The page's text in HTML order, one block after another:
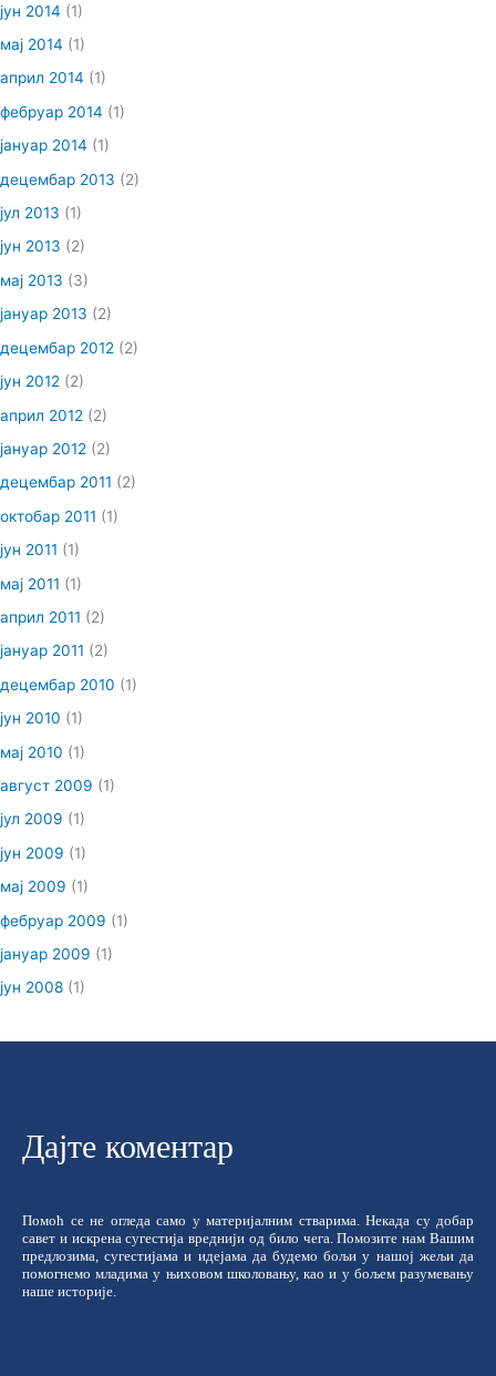
јун 2014 (1)
мај 2014 (1)
април 2014 (1)
фебруар 2014 (1)
јануар 2014 (1)
децембар 2013 (2)
јул 2013 (1)
јун 2013 (2)
мај 2013 (3)
јануар 2013 (2)
децембар 2012 (2)
јун 2012 (2)
април 2012 (2)
јануар 2012 (2)
децембар 2011 (2)
октобар 2011 (1)
јун 2011 (1)
мај 2011 (1)
април 2011 (2)
јануар 2011 (2)
децембар 2010 (1)
јун 2010 (1)
мај 2010 (1)
август 2009 (1)
јул 2009 (1)
јун 2009 (1)
мај 2009 (1)
фебруар 2009 (1)
јануар 2009 (1)
јун 2008 (1)
Дајте коментар
Помоћ се не огледа само у материјалним стварима. Некада су добар
савет и искрена сугестија вреднији од било чега. Помозите нам Вашим
предлозима, сугестијама и идејама да будемо бољи у нашој жељи да
помогнемо младима у њиховом школовању, као и у бољем разумевању
наше историје.